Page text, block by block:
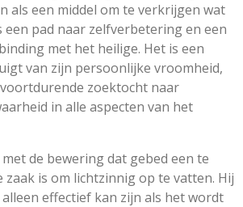
als een middel om te verkrijgen wat
een pad naar zelfverbetering en een
met het heilige. Het is een
van zijn persoonlijke vroomheid,
zoektocht naar
in alle aspecten van het
de bewering dat gebed een te
zaak is om lichtzinnig op te vatten. Hij
effectief kan zijn als het wordt